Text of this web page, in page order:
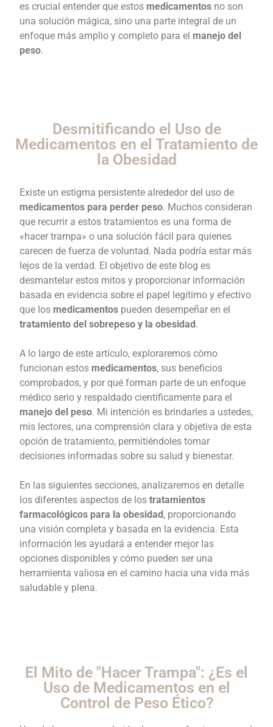
es crucial entender que estos medicamentos no son
una solución mágica, sino una parte integral de un
enfoque más amplio y completo para el manejo del
peso.
Desmitificando el Uso de
Medicamentos en el Tratamiento de
la Obesidad
Existe un estigma persistente alrededor del uso de
medicamentos para perder peso. Muchos consideran
que recurrir a estos tratamientos es una forma de
«hacer trampa» o una solución fácil para quienes
carecen de fuerza de voluntad. Nada podría estar más
lejos de la verdad. El objetivo de este blog es
desmantelar estos mitos y proporcionar información
basada en evidencia sobre el papel legítimo y efectivo
que los medicamentos pueden desempeñar en el
tratamiento del sobrepeso y la obesidad .
A lo largo de este artículo, exploraremos cómo
funcionan estos medicamentos, sus beneficios
comprobados, y por qué forman parte de un enfoque
médico serio y respaldado científicamente para el
manejo del peso. Mi intención es brindarles a ustedes,
mis lectores, una comprensión clara y objetiva de esta
opción de tratamiento, permitiéndoles tomar
decisiones informadas sobre su salud y bienestar.
En las siguientes secciones, analizaremos en detalle
los diferentes aspectos de los tratamientos
farmacológicos para la obesidad , proporcionando
una visión completa y basada en la evidencia. Esta
información les ayudará a entender mejor las
opciones disponibles y cómo pueden ser una
herramienta valiosa en el camino hacia una vida más
saludable y plena.
El Mito de "Hacer Trampa": ¿Es el
Uso de Medicamentos en el
Control de Peso Ético?